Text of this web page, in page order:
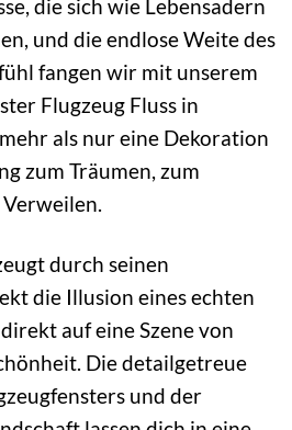
die sich wie Lebensadern
und die endlose Weite des
fangen wir mit unserem
Flugzeug Fluss in
als nur eine Dekoration
zum Träumen, zum
durch seinen
die Illusion eines echten
auf eine Szene von
Die detailgetreue
und der